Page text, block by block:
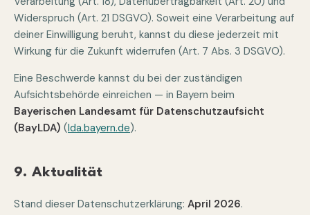
Widerspruch (Art. 21 DSGVO). Soweit eine Verarbeitung auf
deiner Einwilligung beruht, kannst du diese jederzeit mit
Wirkung für die Zukunft widerrufen (Art. 7 Abs. 3 DSGVO).
Eine Beschwerde kannst du bei der zuständigen
Aufsichtsbehörde einreichen — in Bayern beim
Bayerischen Landesamt für Datenschutzaufsicht
(BayLDA) (lda.bayern.de).
9. Aktualität
Stand dieser Datenschutzerklärung: April 2026.